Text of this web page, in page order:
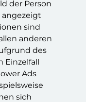
der Person
angezeigt
sind
anderen
des
Einzelfall
Ads
sich